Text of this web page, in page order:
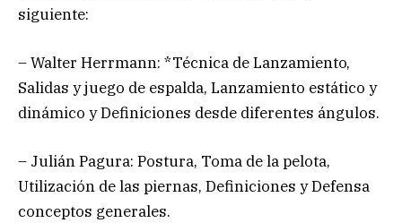
siguiente:
– Walter Herrmann: *Técnica de Lanzamiento,
Salidas y juego de espalda, Lanzamiento estático y
dinámico y Definiciones desde diferentes ángulos.
– Julián Pagura: Postura, Toma de la pelota,
Utilización de las piernas, Definiciones y Defensa
conceptos generales.